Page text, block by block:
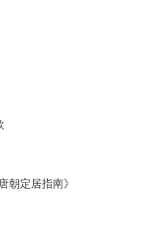
朝定居指南》